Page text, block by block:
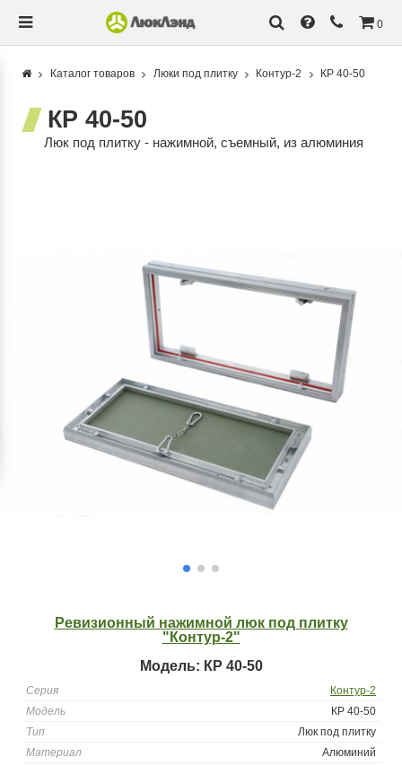
0
Каталог товаров Люки под плитку Контур-2 КР 40-50
КР 40-50
Люк под плитку - нажимной, съемный, из алюминия
Ревизионный нажимной люк под плитку
"Контур-2"
Модель: КР 40-50
Серия
Контур-2
Модель
КР 40-50
Тип
Люк под плитку
Материал
Алюминий